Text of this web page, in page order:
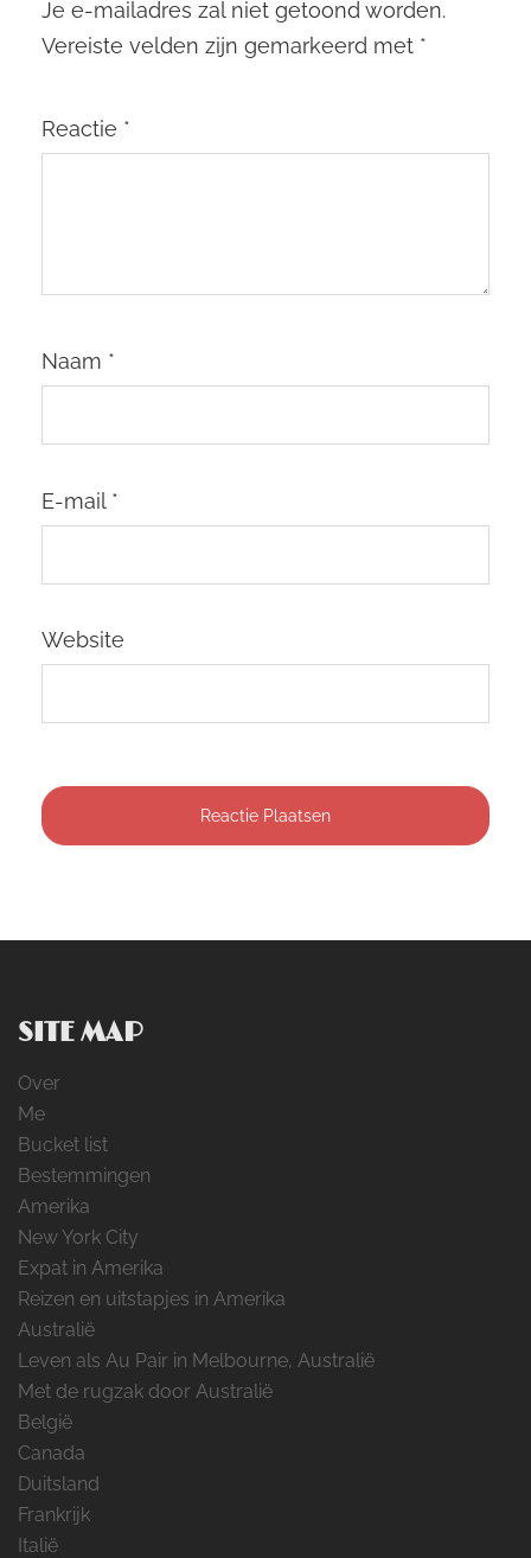
Je e-mailadres zal niet getoond worden.
Vereiste velden zijn gemarkeerd met *
Reactie *
Naam *
E-mail *
Website
SITE MAP
Over
Me
Bucket list
Bestemmingen
Amerika
New York City
Expat in Amerika
Reizen en uitstapjes in Amerika
Australië
Leven als Au Pair in Melbourne, Australië
Met de rugzak door Australië
België
Canada
Duitsland
Frankrijk
Italië